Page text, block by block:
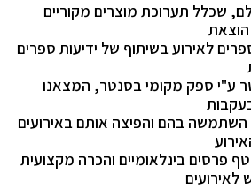
שכלל תערוכת מוצרים מקוריים
הוצאת
לאירוע בשיתוף של ידיעות ספרים
ע"י ספק מקומי בסנטר, המצאנו
השתמשה בהם והפיצה אותם באירועים
פרסים בינלאומיים והכרה מקצועית
לאירועים